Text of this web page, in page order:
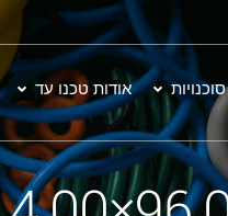
סוכנויות אודות טכנו עד